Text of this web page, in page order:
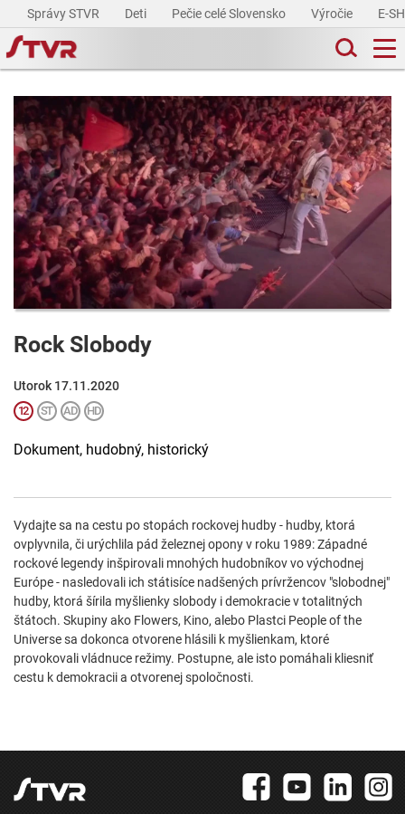
Správy STVR Deti Pečie celé Slovensko Výročie E-
Rock Slobody
Utorok 17.11.2020
Dokument, hudobný, historický
Vydajte sa na cestu po stopách rockovej hudby - hudby, ktorá
ovplyvnila, či urýchlila pád železnej opony v roku 1989: Západné
rockové legendy inšpirovali mnohých hudobníkov vo východnej
Európe - nasledovali ich státisíce nadšených prívržencov "slobodnej"
hudby, ktorá šírila myšlienky slobody i demokracie v totalitných
štátoch. Skupiny ako Flowers, Kino, alebo Plastci People of the
Universe sa dokonca otvorene hlásili k myšlienkam, ktoré
provokovali vládnuce režimy. Postupne, ale isto pomáhali kliesniť
cestu k demokracii a otvorenej spoločnosti.